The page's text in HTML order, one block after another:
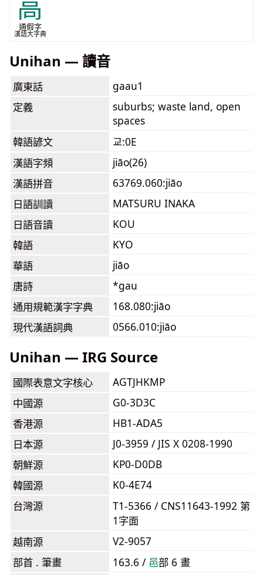
高
通假字
漢語大字典
Unihan — 讀音
廣東話
gaau1
定義
suburbs; waste land, open
spaces
韓語諺文
교:0E
漢語字頻
jiāo(26)
漢語拼音
63769.060:jiāo
日語訓讀
MATSURU INAKA
日語音讀
KOU
韓語
KYO
華語
jiāo
唐詩
*gau
通用規範漢字字典
168.080:jiāo
現代漢語詞典
0566.010:jiāo
Unihan — IRG Source
國際表意文字核心
AGTJHKMP
中國源
G0-3D3C
香港源
HB1-ADA5
日本源
J0-3959 / JIS X 0208-1990
朝鮮源
KP0-D0DB
韓國源
K0-4E74
台灣源
T1-5366 / CNS11643-1992 第
1字面
越南源
V2-9057
部首 . 筆畫
163.6 / ⾢部 6 畫